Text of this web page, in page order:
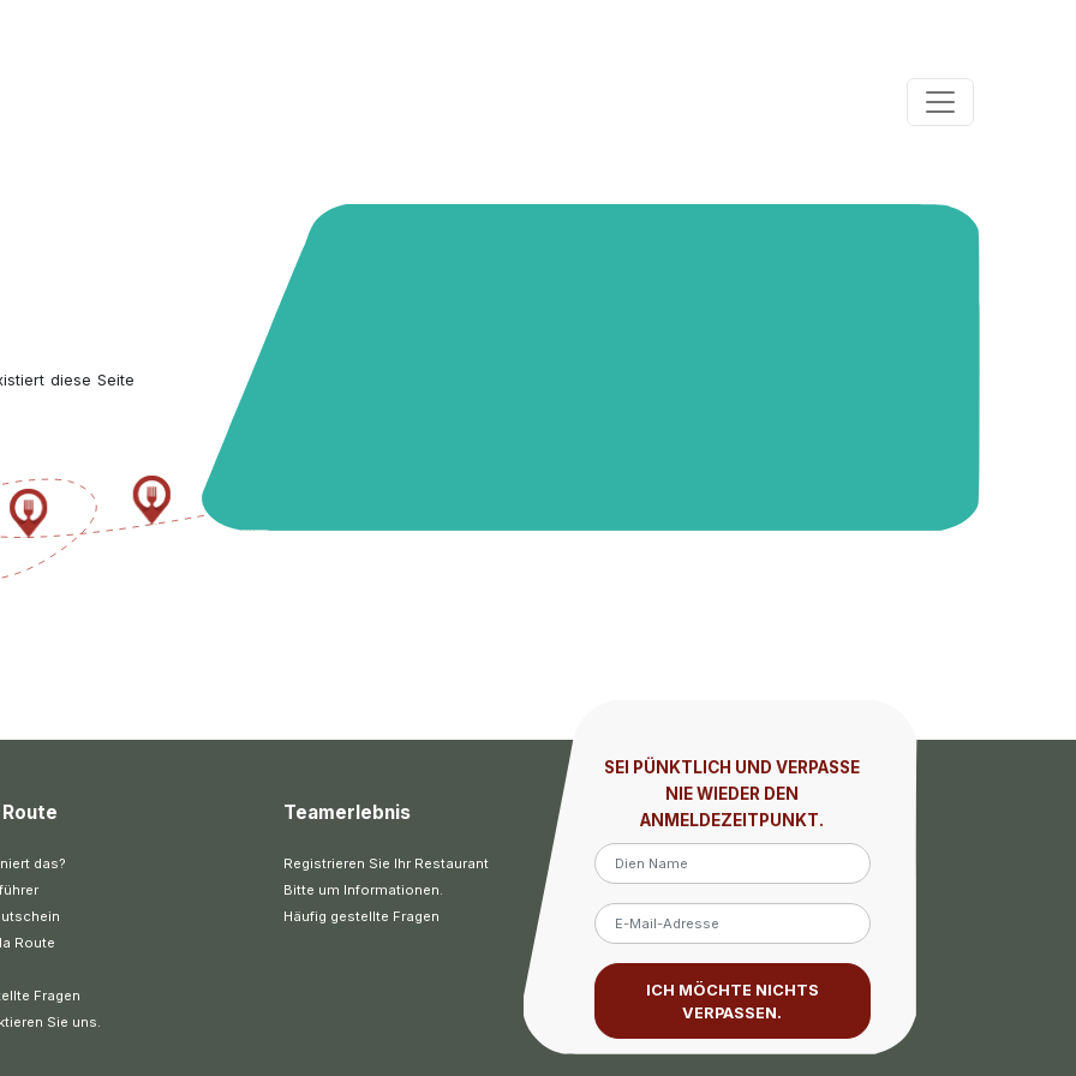
diese Seite
das?
Route
Fragen
Sie uns.
Teamerlebnis
Registrieren Sie Ihr Restaurant
Bitte um Informationen.
Häufig gestellte Fragen
SEI PÜNKTLICH UND VERPASSE
NIE WIEDER DEN
ANMELDEZEITPUNKT.
ICH MÖCHTE NICHTS
VERPASSEN.